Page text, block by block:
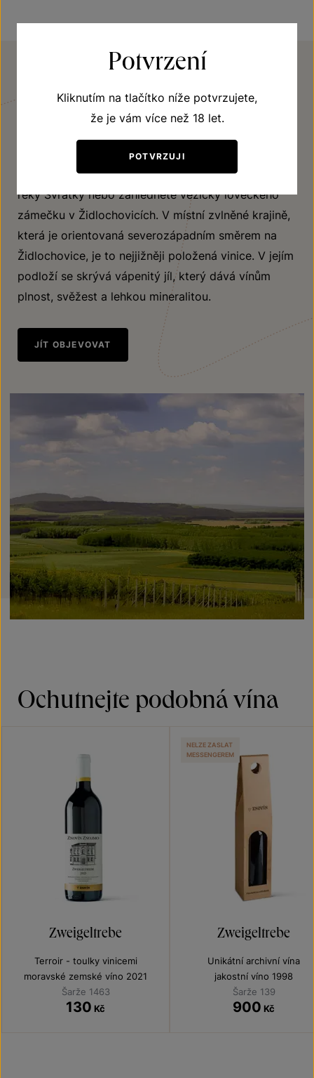
VINIČNÍ TRATĚ
Přední hory
Viniční trať Přední hory se rozléhá na dlouhém kopci
nad obcí Nosislav. Nedaleko zaslechnete šumění
řeky Svratky nebo zahlédnete věžičky loveckého
zámečku v Židlochovicích. V místní zvlněné krajině,
která je orientovaná severozápadním směrem na
Židlochovice, je to nejjižněji položená vinice. V jejím
podloží se skrývá vápenitý jíl, který dává vínům
plnost, svěžest a lehkou mineralitou.
JÍT OBJEVOVAT
Ochutnejte podobná vína
Zweigeltrebe
Terroir - toulky vinicemi
moravské zemské víno 2021
Šarže 1463
130 Kč
Zweigeltrebe
Unikátní archivní vína
jakostní víno 1998
Šarže 139
900 Kč
NELZE ZASLAT
MESSENGEREM
Potvrzení
Kliknutím na tlačítko níže potvrzujete,
že je vám více než 18 let.
POTVRZUJI